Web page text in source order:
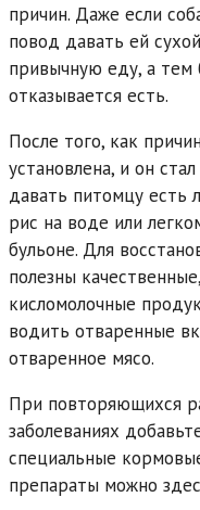
причин. Даже если
повод давать ей
привычную еду, а тем
отказывается есть.
После того, как
установлена, и он
давать питомцу есть
рис на воде или
бульоне. Для
полезны
кисломолочные
водить отваренные
отваренное мясо.
При повторяющихся
заболеваниях
специальные
препараты можно